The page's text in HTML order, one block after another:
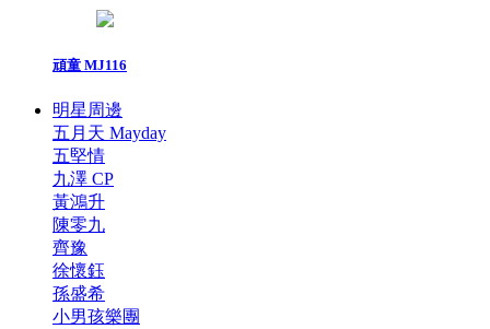
頑童 MJ116
明星周邊
五月天 Mayday
五堅情
九澤 CP
黃鴻升
陳零九
齊豫
徐懷鈺
孫盛希
小男孩樂團